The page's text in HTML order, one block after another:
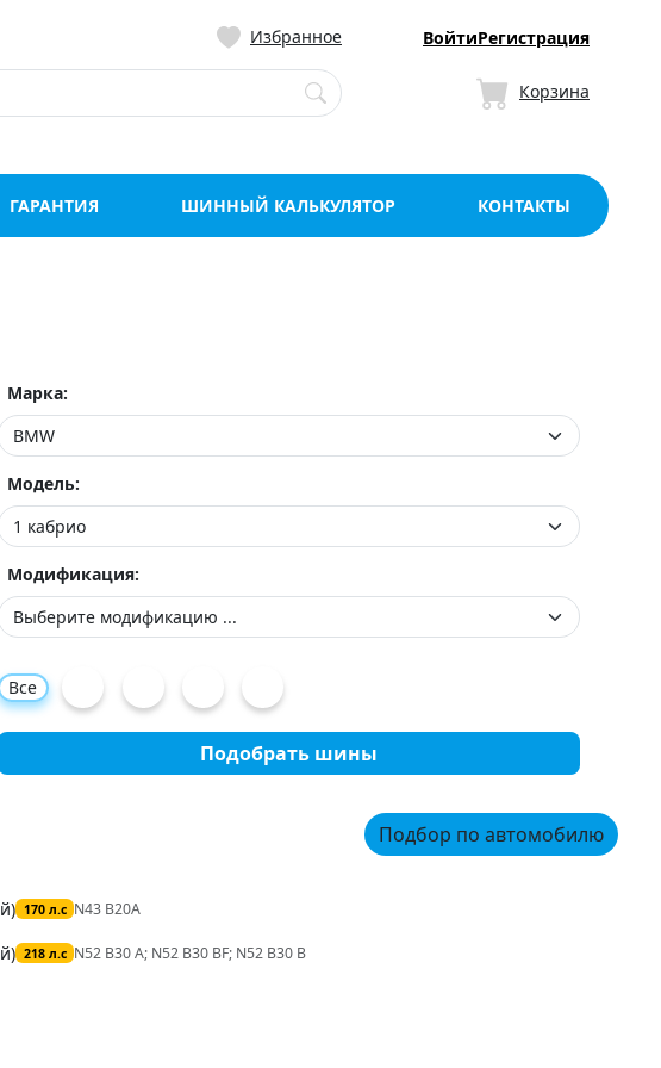
розницу со склада в
Избранное ВойтиРегистрация
Корзина
ГАРАНТИЯ ШИННЫЙ КАЛЬКУЛЯТОР КОНТАКТЫ
Марка:
Модель:
Модификация:
Все
Подобрать шины
Подбор по автомобилю
170 л.с N43 B20A
218 л.с N52 B30 A; N52 B30 BF; N52 B30 B